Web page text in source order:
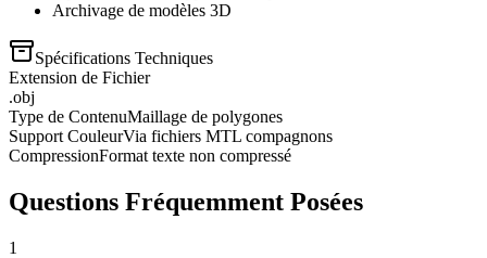
Archivage de modèles 3D
Spécifications Techniques
Extension de Fichier
.obj
Type de ContenuMaillage de polygones
Support CouleurVia fichiers MTL compagnons
CompressionFormat texte non compressé
Questions Fréquemment Posées
1